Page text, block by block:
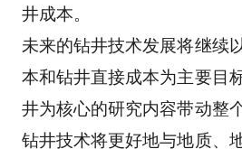
井成本。
未来的钻井技术发展将继续
本和钻井直接成本为主要目
井为核心的研究内容带动整
钻井技术将更好地与地质、